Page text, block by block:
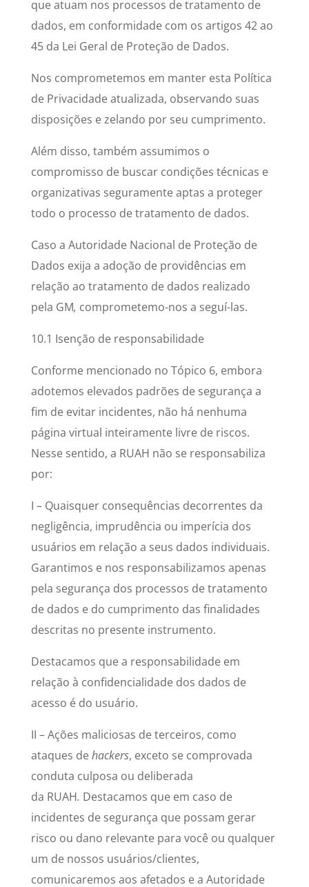
que atuam nos processos de tratamento de
dados, em conformidade com os artigos 42 ao
45 da Lei Geral de Proteção de Dados.
Nos comprometemos em manter esta Política
de Privacidade atualizada, observando suas
disposições e zelando por seu cumprimento.
Além disso, também assumimos o
compromisso de buscar condições técnicas e
organizativas seguramente aptas a proteger
todo o processo de tratamento de dados.
Caso a Autoridade Nacional de Proteção de
Dados exija a adoção de providências em
relação ao tratamento de dados realizado
pela GM, comprometemo-nos a seguí-las.
10.1 Isenção de responsabilidade
Conforme mencionado no Tópico 6, embora
adotemos elevados padrões de segurança a
fim de evitar incidentes, não há nenhuma
página virtual inteiramente livre de riscos.
Nesse sentido, a RUAH não se responsabiliza
por:
I – Quaisquer consequências decorrentes da
negligência, imprudência ou imperícia dos
usuários em relação a seus dados individuais.
Garantimos e nos responsabilizamos apenas
pela segurança dos processos de tratamento
de dados e do cumprimento das finalidades
descritas no presente instrumento.
Destacamos que a responsabilidade em
relação à confidencialidade dos dados de
acesso é do usuário.
II – Ações maliciosas de terceiros, como
ataques dehackers, exceto se comprovada
conduta culposa ou deliberada
da RUAH. Destacamos que em caso de
incidentes de segurança que possam gerar
risco ou dano relevante para você ou qualquer
um de nossos usuários/clientes,
comunicaremos aos afetados e a Autoridade